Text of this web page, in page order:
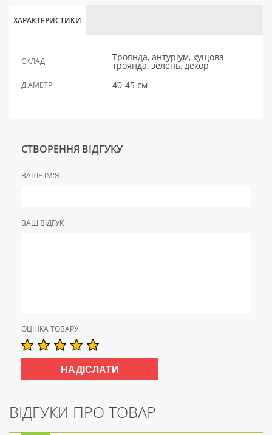
ХАРАКТЕРИСТИКИ
СКЛАД Троянда, антуріум, кущова
троянда, зелень, декор
ДІАМЕТР 40-45 см
СТВОРЕННЯ ВІДГУКУ
ВАШЕ ІМ'Я
ВАШ ВІДГУК
ОЦІНКА ТОВАРУ
ВІДГУКИ ПРО ТОВАР